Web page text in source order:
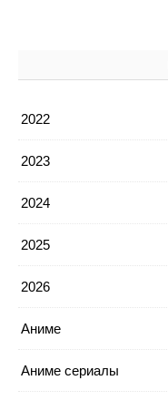
2022
2023
2024
2025
2026
Аниме
Аниме сериалы